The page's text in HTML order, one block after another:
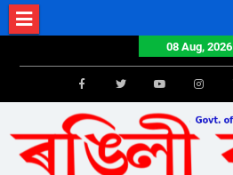
Skip
to
08 Aug, 2026
FacebookTwitterYoutube